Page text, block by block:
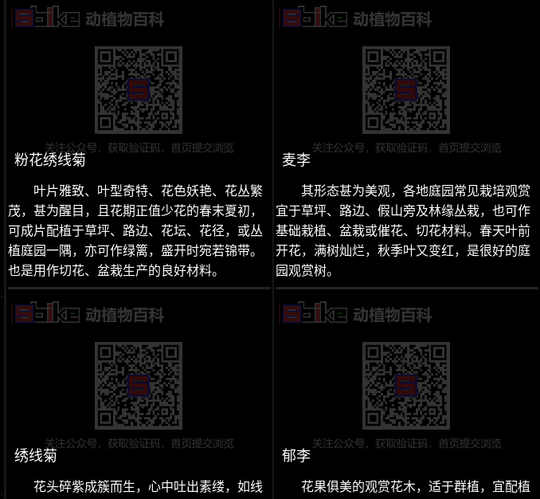
粉花绣线菊
叶片雅致、叶型奇特、花色妖艳、花丛繁
茂，甚为醒目，且花期正值少花的春末夏初，
可成片配植于草坪、路边、花坛、花径，或丛
植庭园一隅，亦可作绿篱，盛开时宛若锦带。
也是用作切花、盆栽生产的良好材料。
绣线菊
花头碎紫成簇而生，心中吐出素缕，如线
麦李
其形态甚为美观，各地庭园常见栽培观赏
宜于草坪、路边、假山旁及林缘丛栽，也可作
基础栽植、盆栽或催花、切花材料。春天叶前
开花，满树灿烂，秋季叶又变红，是很好的庭
园观赏树。
郁李
花果俱美的观赏花木，适于群植，宜配植